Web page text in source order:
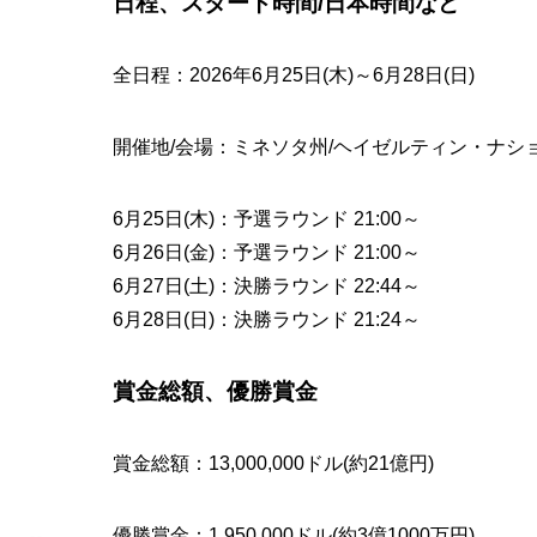
全日程：2026年6月25日(木)～6月28日(日)
開催地/会場：ミネソタ州/ヘイゼルティン・ナシ
6月25日(木)：予選ラウンド 21:00～
6月26日(金)：予選ラウンド 21:00～
6月27日(土)：決勝ラウンド 22:44～
6月28日(日)：決勝ラウンド 21:24～
賞金総額、優勝賞金
賞金総額：13,000,000ドル(約21億円)